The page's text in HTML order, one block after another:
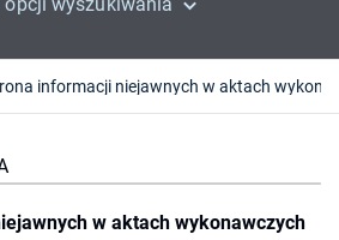
w aktach wykonawczych